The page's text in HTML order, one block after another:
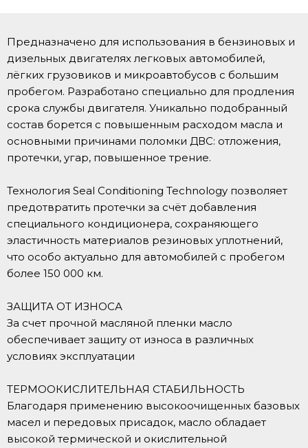
Предназначено для использования в бензиновых и
дизельных двигателях легковых автомобилей,
лёгких грузовиков и микроавтобусов с большим
пробегом. Разработано специально для продления
срока службы двигателя. Уникально подобранный
состав борется с повышенным расходом масла и
основными причинами поломки ДВС: отложения,
протечки, угар, повышенное трение.
Технология Seal Conditioning Technology позволяет
предотвратить протечки за счёт добавления
специального кондиционера, сохраняющего
эластичность материалов резиновых уплотнений,
что особо актуально для автомобилей с пробегом
более 150 000 км.
ЗАЩИТА ОТ ИЗНОСА
За счет прочной масляной пленки масло
обеспечивает защиту от износа в различных
условиях эксплуатации
ТЕРМООКИСЛИТЕЛЬНАЯ СТАБИЛЬНОСТЬ
Благодаря применению высокоочищенных базовых
масел и передовых присадок, масло обладает
высокой термической и окислительной